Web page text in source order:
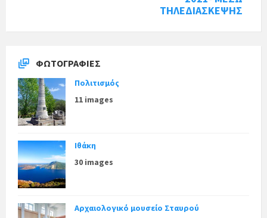
ΤΗΛΕΔΙΑΣΚΕΨΗΣ
ΦΩΤΟΓΡΑΦΊΕΣ
Πολιτισμός
11 images
Ιθάκη
30 images
Αρχαιολογικό μουσείο Σταυρού